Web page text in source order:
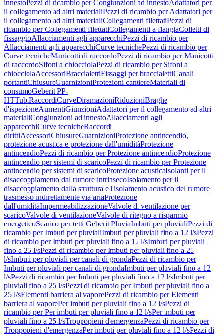
innestoPezzi di ricambio per Congiunzioni ad innestoAdattatori per
il collegamento ad altri materialiPezzi di ricambio per Adattatori per
il collegamento ad altri materialiCollegamenti filettatiPezzi di
ricambio per Collegamenti filettatiCollegamenti a flangiaColletti di
fissaggioAllacciamenti agli apparecchiPezzi di ricambio per
Allacciamenti agli apparecchiCurve tecnichePezzi di ricambio per
Curve tecnicheManicotti di raccordoPezzi di ricambio per Manicotti
di raccordoSifoni a chiocciolaPezzi di ricambio per Sifoni a
chiocciolaAccessoriBraccialettiFissaggi per braccialettiCanali
portantiChiusureGuarnizioniProtezioni cantiereMateriali di
consumoGeberit PP-
HTTubiRaccordiCurveDiramazioniRiduzioniBraghe
d'ispezioneAumentiGiunzioniAdattatori per il collegamento ad altri
materialiCongiunzioni ad innestoAllacciamenti agli
apparecchiCurve tecnicheRaccordi
dirittiAccessoriChiusureGuarnizioniProtezione antincendio,
protezione acustica e protezione dall'umiditàProtezione
antincendioPezzi di ricambio per Protezione antincendioProtezione
antincendio per sistemi di scaricoPezzi di ricambio per Protezione
antincendio per sistemi di scaricoProtezione acusticaIsolanti per il
disaccoppiamento dal rumore intrinsecoIsolamento per il
disaccoppiamento dalla struttura e l'isolamento acustico del rumore
trasmesso indirettamente via ariaProtezione
dall'umiditàImpermeabilizzazioneValvole di ventilazione per
scaricoValvole di ventilazioneValvole di ritegno a risparmio
energeticoScarico per tetti Geberit PluviaImbuti per pluvialiPezzi di
ricambio per Imbuti per pluvialiImbuti per pluviali fino a 12 l/sPezzi
di ricambio per Imbuti per pluviali fino a 12 l/sImbuti per pluviali
fino a 25 l/sPezzi di ricambio per Imbuti per pluviali fino a 25
l/sImbuti per pluviali per canali di grondaPezzi di ricambio per
Imbuti per pluviali per canali di grondaImbuti per pluviali fino a 12
l/sPezzi di ricambio per Imbuti per pluviali fino a 12 l/sImbuti per
pluviali fino a 25 l/sPezzi di ricambio per Imbuti per pluviali fino a
25 l/sElementi barriera al vaporePezzi di ricambio per Elementi
barriera al vaporePer imbuti per pluviali fino a 12 l/sPezzi di
ricambio per Per imbuti per pluviali fino a 12 l/sPer imbuti per
pluviali fino a 25 l/sTroppopieni d'emergenzaPezzi di ricambio per
Troppopieni d'emergenzaPer imbuti per pluviali fino a 12 l/sPezzi di